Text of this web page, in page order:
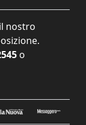
nostro
o